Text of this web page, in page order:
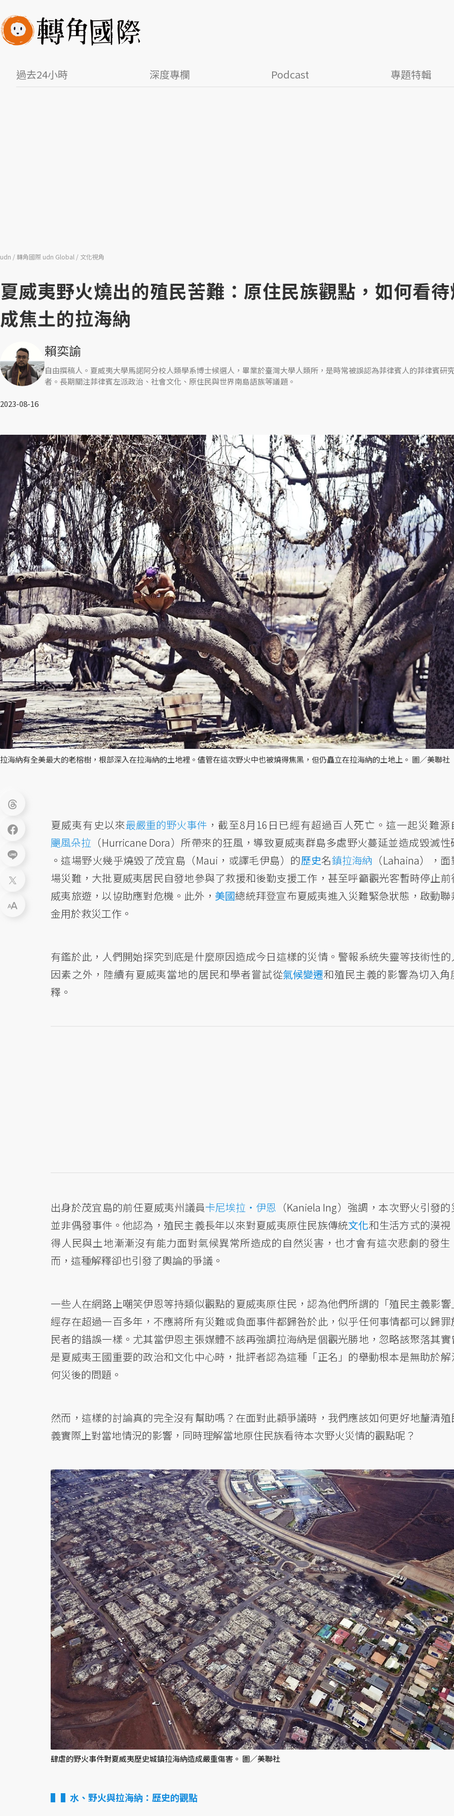
過去24小時 深度專欄 Podcast 專題特輯
udn 轉角國際 udn Global 文化視角
夏威夷野火燒出的殖民苦難：原住民族觀點，如何看
成焦土的拉海納
賴奕諭
自由撰稿人。夏威夷大學馬諾阿分校人類學系博士候選人，畢業於臺灣大學人類所，是時常被誤認為菲律賓人的菲律賓研
者。長期關注菲律賓左派政治、社會文化、原住民與世界南島語族等議題。
2023-08-16
拉海納有全美最大的老榕樹，根部深入在拉海納的土地裡。儘管在這次野火中也被燒得焦黑，但仍矗立在拉海納的土地上。 圖／美聯社
夏威夷有史以來最嚴重的野火事件 ，截至8月16日已經有超過百人死亡。這一起災難源
颶風朵拉 （Hurricane Dora）所帶來的狂風，導致夏威夷群島多處野火蔓延並造成毀滅性
。這場野火幾乎燒毀了茂宜島（Maui，或譯毛伊島）的歷史名鎮拉海納 （Lahaina），
場災難，大批夏威夷居民自發地參與了救援和後勤支援工作，甚至呼籲觀光客暫時停止前
威夷旅遊，以協助應對危機。此外， 美國總統拜登宣布夏威夷進入災難緊急狀態，啟動聯
金用於救災工作。
有鑑於此，人們開始探究到底是什麼原因造成今日這樣的災情。警報系統失靈等技術性的
因素之外，陸續有夏威夷當地的居民和學者嘗試從氣候變遷和殖民主義的影響為切入角
釋。
出身於茂宜島的前任夏威夷州議員卡尼埃拉・伊恩 （Kaniela Ing）強調，本次野火引發
並非偶發事件。他認為，殖民主義長年以來對夏威夷原住民族傳統文化和生活方式的漠視
得人民與土地漸漸沒有能力面對氣候異常所造成的自然災害，也才會有這次悲劇的發生
而，這種解釋卻也引發了輿論的爭議。
一些人在網路上嘲笑伊恩等持類似觀點的夏威夷原住民，認為他們所謂的「殖民主義影響
經存在超過一百多年，不應將所有災難或負面事件都歸咎於此，似乎任何事情都可以歸罪
民者的錯誤一樣。尤其當伊恩主張媒體不該再強調拉海納是個觀光勝地，忽略該聚落其實
是夏威夷王國重要的政治和文化中心時，批評者認為這種「正名」的舉動根本是無助於解
何災後的問題。
然而，這樣的討論真的完全沒有幫助嗎？在面對此纇爭議時，我們應該如何更好地釐清殖
義實際上對當地情況的影響，同時理解當地原住民族看待本次野火災情的觀點呢？
肆虐的野火事件對夏威夷歷史城鎮拉海納造成嚴重傷害。 圖／美聯社
▌水、野火與拉海納：歷史的觀點